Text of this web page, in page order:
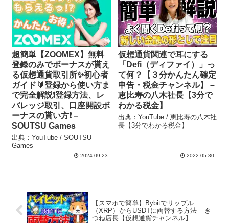
超簡単【ZOOMEX】無料
登録のみでボーナスが貰え
る仮想通貨取引所✨初心者
ガイド🔰登録から使い方ま
で完全解説❗️登録方法、レ
バレッジ取引、口座開設ボ
ーナスの貰い方❗️ –
SOUTSU Games
出典：YouTube / SOUTSU
Games
2024.09.23
仮想通貨関連で耳にする
「Defi（ディファイ）」っ
て何？【３分かんたん確定
申告・税金チャンネル】 –
恵比寿の八木社長【3分で
わかる税金】
出典：YouTube / 恵比寿の八木社
長【3分でわかる税金】
2022.05.30
【スマホで簡単】Bybitでリップル
（XRP）からUSDTに両替する方法 – き
つね店長【仮想通貨チャンネル】